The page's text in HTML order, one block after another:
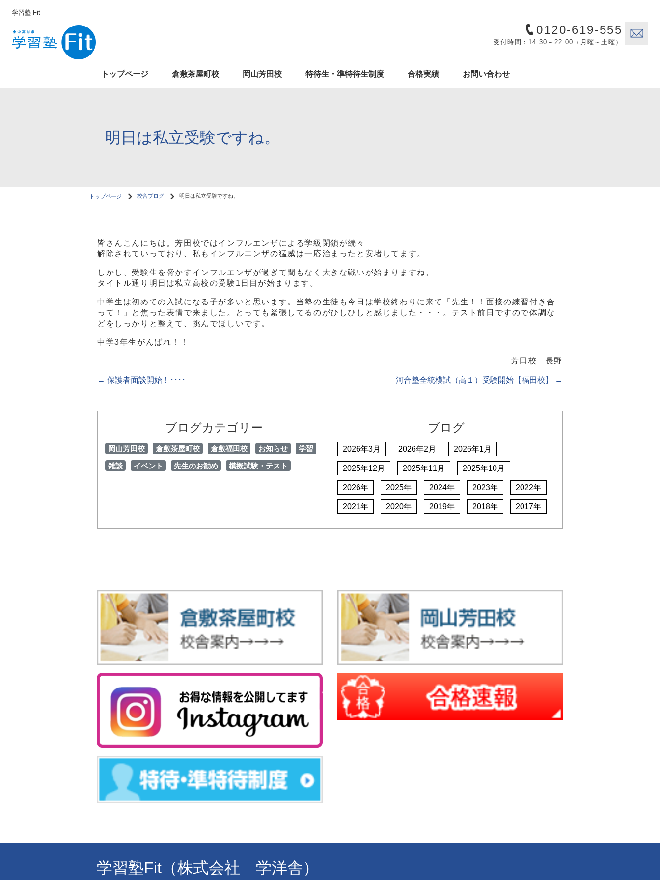
学習塾 Fit
0120-619-555
受付時間：14:30～22:00（月曜～土曜）
トップページ 倉敷茶屋町校 岡山芳田校 特待生・準特待生制度 合格実績 お問い合わせ
明日は私立受験ですね。
トップページ 校舎ブログ 明日は私立受験ですね。
皆さんこんにちは。芳田校ではインフルエンザによる学級閉鎖が続々
解除されていっており、私もインフルエンザの猛威は一応治まったと安堵してます。
しかし、受験生を脅かすインフルエンザが過ぎて間もなく大きな戦いが始まりますね。
タイトル通り明日は私立高校の受験1日目が始まります。
中学生は初めての入試になる子が多いと思います。当塾の生徒も今日は学校終わりに来て「先生！！面接の練習付き合
って！」と焦った表情で来ました。とっても緊張してるのがひしひしと感じました・・・。テスト前日ですので体調な
どをしっかりと整えて、挑んでほしいです。
中学3年生がんばれ！！
芳田校 長野
← 保護者面談開始！････ 河合塾全統模試（高１）受験開始【福田校】 →
ブログカテゴリー
岡山芳田校 倉敷茶屋町校 倉敷福田校 お知らせ 学習
雑談 イベント 先生のお勧め 模擬試験・テスト
ブログ
2026年3月 2026年2月 2026年1月
2025年12月 2025年11月 2025年10月
2026年 2025年 2024年 2023年 2022年
2021年 2020年 2019年 2018年 2017年
学習塾Fit（株式会社 学洋舎）